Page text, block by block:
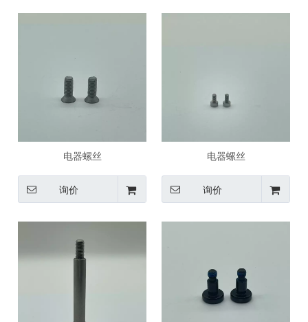
电器螺丝
询价
电器螺丝
询价